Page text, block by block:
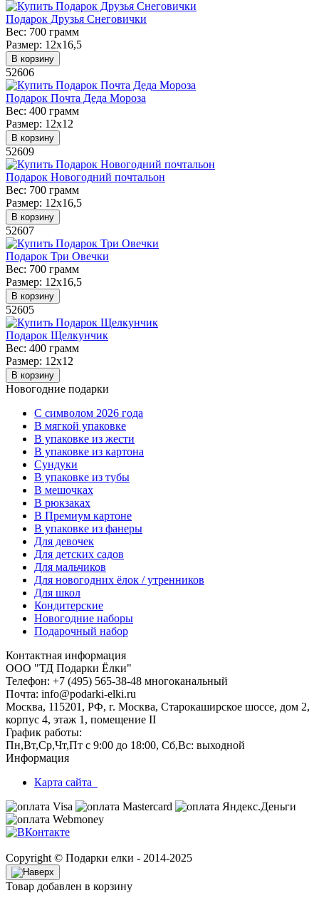
Подарок Друзья Снеговички
Вес: 700 грамм
Размер: 12х16,5
В корзину
52606
Подарок Почта Деда Мороза
Вес: 400 грамм
Размер: 12х12
В корзину
52609
Подарок Новогодний почтальон
Вес: 700 грамм
Размер: 12х16,5
В корзину
52607
Подарок Три Овечки
Вес: 700 грамм
Размер: 12х16,5
В корзину
52605
Подарок Щелкунчик
Вес: 400 грамм
Размер: 12х12
В корзину
Новогодние подарки
C символом 2026 года
В мягкой упаковке
В упаковке из жести
В упаковке из картона
Сундуки
В упаковке из тубы
В мешочках
В рюкзаках
В Премиум картоне
В упаковке из фанеры
Для девочек
Для детских садов
Для мальчиков
Для новогодних ёлок / утренников
Для школ
Кондитерские
Новогодние наборы
Подарочный набор
Контактная информация
ООО "ТД Подарки Ёлки"
Телефон: +7 (495) 565-38-48 многоканальный
Почта: info@podarki-elki.ru
Москва, 115201, РФ, г. Москва, Старокаширское шоссе, дом 2,
корпус 4, этаж 1, помещение II
График работы:
Пн,Вт,Ср,Чт,Пт с 9:00 до 18:00, Сб,Вс: выходной
Информация
Карта сайта
Copyright © Подарки елки - 2014-2025
Товар добавлен в корзину